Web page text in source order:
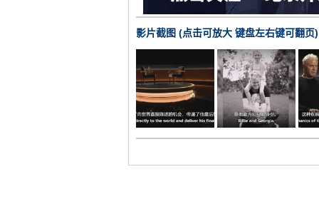
影片截图 (点击可放大 键盘左右键可翻页)